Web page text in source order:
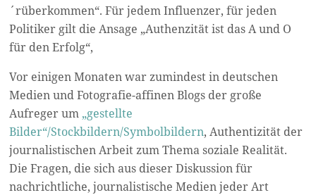
´rüberkommen“. Für jedem Influenzer, für jeden
Politiker gilt die Ansage „Authenzität ist das A und O
für den Erfolg“,
Vor einigen Monaten war zumindest in deutschen
Medien und Fotografie-affinen Blogs der große
Aufreger um „gestellte
Bilder“/Stockbildern/Symbolbildern, Authentizität der
journalistischen Arbeit zum Thema soziale Realität.
Die Fragen, die sich aus dieser Diskussion für
nachrichtliche, journalistische Medien jeder Art